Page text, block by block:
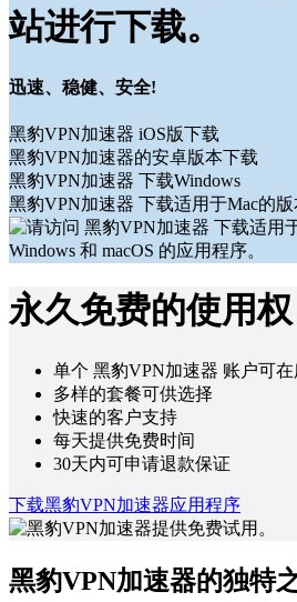
站进行下载。
迅速、稳健、安全!
黑豹VPN加速器 iOS版下载
黑豹VPN加速器的安卓版本下载
黑豹VPN加速器 下载Windows
黑豹VPN加速器 下载适用于Mac的版
永久免费的使用权
单个 黑豹VPN加速器 账户可
多样的套餐可供选择
快速的客户支持
每天提供免费时间
30天内可申请退款保证
下载黑豹VPN加速器应用程序
黑豹VPN加速器的独特